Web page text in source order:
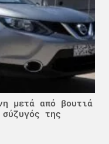
μετά από βουτιά
της